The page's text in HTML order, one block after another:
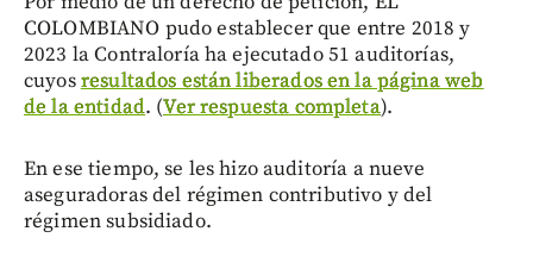
COLOMBIANO pudo establecer que entre 2018 y
2023 la Contraloría ha ejecutado 51 auditorías,
cuyosresultados están liberados en la página web
de la entidad. (Ver respuesta completa).
En ese tiempo, se les hizo auditoría a nueve
aseguradoras del régimen contributivo y del
régimen subsidiado.